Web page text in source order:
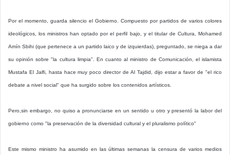
Por el momento, guarda silencio el Gobierno. Compuesto por partidos de varios colores
ideológicos, los ministros han optado por el perfil bajo, y el titular de Cultura, Mohamed
Amín Sbihi (que pertenece a un partido laico y de izquierdas), preguntado, se niega a dar
su opinión sobre "la cultura limpia". En cuanto al ministro de Comunicación, el islamista
Mustafa El Jalfi, hasta hace muy poco director de Al Tajdid, dijo estar a favor de "el rico
debate a nivel social" que ha surgido sobre los contenidos artísticos.
Pero,sin embargo, no quiso a pronunciarse en un sentido u otro y presentó la labor del
gobierno como "la preservación de la diversidad cultural y el pluralismo político"
Este mismo ministro ha asumido en las últimas semanas la censura de varios medios